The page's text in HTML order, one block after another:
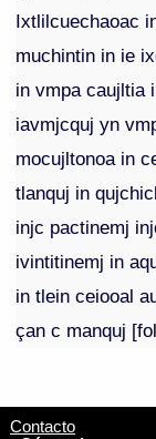
Ixtlilcuechaoac
muchintin in ie
in vmpa caujltia
iavmjcquj yn
mocujltonoa in
tlanquj in
injc pactinemj
ivintitinemj in
in tlein ceiooal
çan c manquj
Contacto